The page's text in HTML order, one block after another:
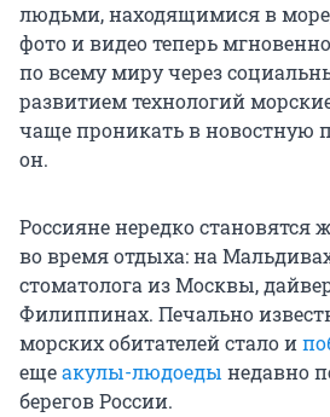
людьми, находящимися в
фото и видео теперь
по всему миру через
развитием технологий
чаще проникать в новостную
он.
Россияне нередко
во время отдыха: на
стоматолога из Москвы,
Филиппинах. Печально
морских обитателей стало и
ещеакулы-людоеды недавно
берегов России.